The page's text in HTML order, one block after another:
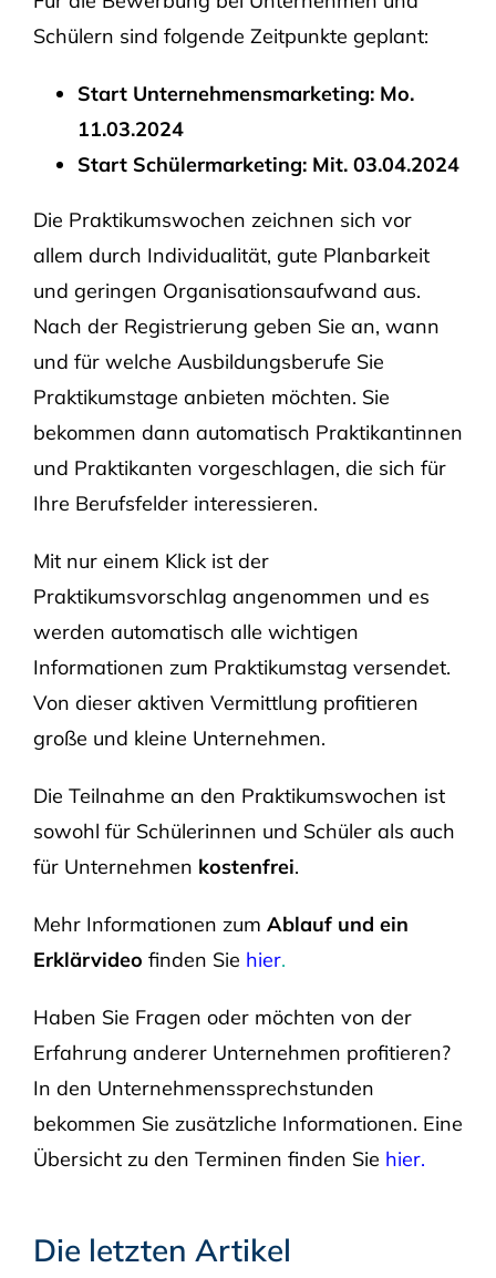
Schülern sind folgende Zeitpunkte geplant:
Start Unternehmensmarketing: Mo.
11.03.2024
Start Schülermarketing: Mit. 03.04.2024
Die Praktikumswochen zeichnen sich vor
allem durch Individualität, gute Planbarkeit
und geringen Organisationsaufwand aus.
Nach der Registrierung geben Sie an, wann
und für welche Ausbildungsberufe Sie
Praktikumstage anbieten möchten. Sie
bekommen dann automatisch Praktikantinnen
und Praktikanten vorgeschlagen, die sich für
Ihre Berufsfelder interessieren.
Mit nur einem Klick ist der
Praktikumsvorschlag angenommen und es
werden automatisch alle wichtigen
Informationen zum Praktikumstag versendet.
Von dieser aktiven Vermittlung profitieren
große und kleine Unternehmen.
Die Teilnahme an den Praktikumswochen ist
sowohl für Schülerinnen und Schüler als auch
für Unternehmen kostenfrei.
Mehr Informationen zum Ablauf und ein
Erklärvideo finden Sie hier.
Haben Sie Fragen oder möchten von der
Erfahrung anderer Unternehmen profitieren?
In den Unternehmenssprechstunden
bekommen Sie zusätzliche Informationen. Eine
Übersicht zu den Terminen finden Sie hier.
Die letzten Artikel